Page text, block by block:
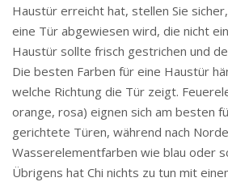
Haustür erreicht hat, stellen Sie
eine Tür abgewiesen wird, die nicht
Haustür sollte frisch gestrichen und
Die besten Farben für eine Haustür
welche Richtung die Tür zeigt.
orange, rosa) eignen sich am besten
gerichtete Türen, während nach
Wasserelementfarben wie blau oder
Übrigens hat Chi nichts zu tun mit